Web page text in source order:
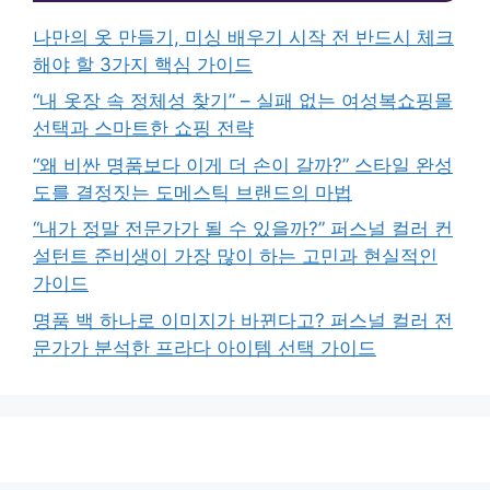
나만의 옷 만들기, 미싱 배우기 시작 전 반드시 체크
해야 할 3가지 핵심 가이드
“내 옷장 속 정체성 찾기” – 실패 없는 여성복쇼핑몰
선택과 스마트한 쇼핑 전략
“왜 비싼 명품보다 이게 더 손이 갈까?” 스타일 완성
도를 결정짓는 도메스틱 브랜드의 마법
“내가 정말 전문가가 될 수 있을까?” 퍼스널 컬러 컨
설턴트 준비생이 가장 많이 하는 고민과 현실적인
가이드
명품 백 하나로 이미지가 바뀐다고? 퍼스널 컬러 전
문가가 분석한 프라다 아이템 선택 가이드